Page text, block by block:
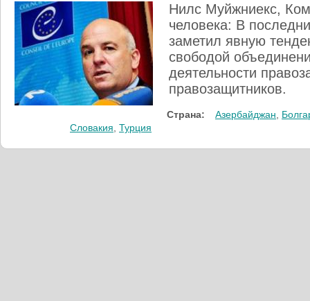
Нилс Муйжниекс,
человека: В
заметил явную
свободой
деятельности
правозащитников.
Страна: Азербайджан,
Словакия, Турция